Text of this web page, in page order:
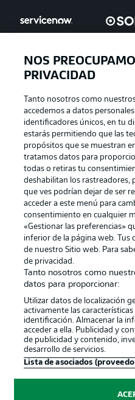
Gestionar las preferencias
Canales
Jugadores
Sello Editorial
Elegir idioma
Español
NOS
PRIVACIDAD
Tanto nosotros como
accedemos a datos
identificadores únicos, en tu
estarás permitiendo que las
propósitos que se muestran
tratamos datos para
todas o retiras tu
deshabilitan los rastreadores,
que ves podrían dejar de ser
acceder a este menú para
consentimiento en cualquier
«Gestionar las preferencias»
inferior de la página web.
de nuestro Sitio web. Para
de privacidad.
Tanto nosotros como
datos para proporcionar:
Utilizar datos de localización
activamente las
identificación. Almacenar la
acceder a ella. Publicidad y
de publicidad y contenido,
desarrollo de servicios.
Lista de asociados